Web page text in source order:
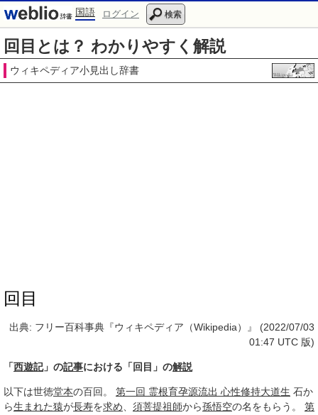
国語 ログイン 検索
回目とは？ わかりやすく解説
ウィキペディア小見出し辞書
回目
出典: フリー百科事典『ウィキペディア（Wikipedia）』 (2022/07/03
01:47 UTC 版)
「西遊記」の記事における「回目」の解説
以下は世徳堂本の百回。 第一回 霊根育孕源流出 心性修持大道生 石か
ら生まれた猿が長寿を求め 須菩提祖師から孫悟空の名をもらう。 第